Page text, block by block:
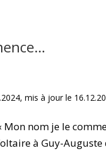
mis à jour le
nom je le
à Guy-